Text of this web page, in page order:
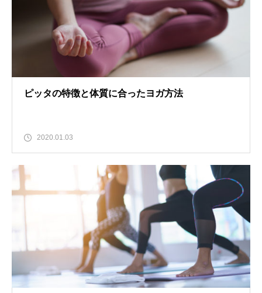
ピッタの特徴と体質に合ったヨガ方法
2020.01.03